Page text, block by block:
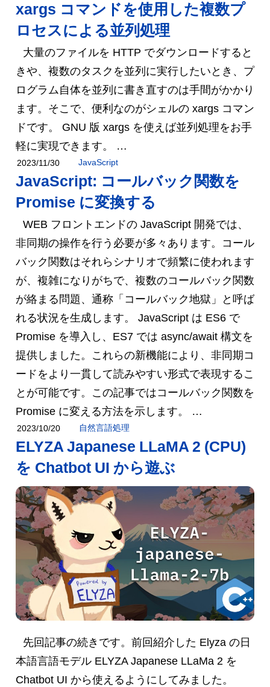
xargs コマンドを使用した複数プ
ロセスによる並列処理
大量のファイルを HTTP でダウンロードすると
きや、複数のタスクを並列に実行したいとき、プ
ログラム自体を並列に書き直すのは手間がかかり
ます。そこで、便利なのがシェルの xargs コマン
ドです。 GNU 版 xargs を使えば並列処理をお手
軽に実現できます。 …
2023/11/30 JavaScript
JavaScript: コールバック関数を
Promise に変換する
WEB フロントエンドの JavaScript 開発では、
非同期の操作を行う必要が多々あります。コール
バック関数はそれらシナリオで頻繁に使われます
が、複雑になりがちで、複数のコールバック関数
が絡まる問題、通称「コールバック地獄」と呼ば
れる状況を生成します。 JavaScript は ES6 で
Promise を導入し、ES7 では async/await 構文を
提供しました。これらの新機能により、非同期コ
ードをより一貫して読みやすい形式で表現するこ
とが可能です。この記事ではコールバック関数を
Promise に変える方法を示します。 …
2023/10/20 自然言語処理
ELYZA Japanese LLaMA 2 (CPU)
を Chatbot UI から遊ぶ
先回記事の続きです。前回紹介した Elyza の日
本語言語モデル ELYZA Japanese LLaMa 2 を
Chatbot UI から使えるようにしてみました。